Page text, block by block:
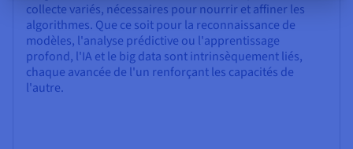
collecte variés, nécessaires pour nourrir et affiner les
algorithmes. Que ce soit pour la reconnaissance de
modèles, l'analyse prédictive ou l'apprentissage
profond, l'IA et le big data sont intrinsèquement liés,
chaque avancée de l'un renforçant les capacités de
l'autre.